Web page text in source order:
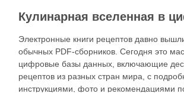
Электронные книги рецептов давно
обычных PDF-сборников. Сегодня это
цифровые базы данных, включающие
рецептов из разных стран мира, с
инструкциями, фото и рекомендациями